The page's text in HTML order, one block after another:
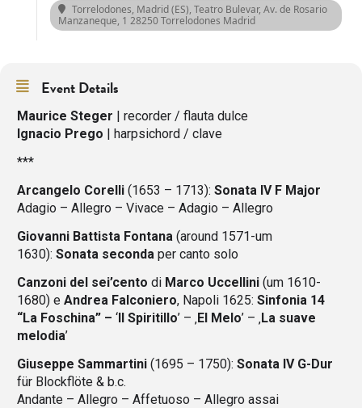
Torrelodones, Madrid (ES), Teatro Bulevar, Av. de Rosario
Manzaneque, 1 28250 Torrelodones Madrid
Event Details
Maurice Steger | recorder / flauta dulce
Ignacio Prego | harpsichord / clave
***
Arcangelo Corelli (1653 – 1713): Sonata IV F Major
Adagio – Allegro – Vivace – Adagio – Allegro
Giovanni Battista Fontana (around 1571-um
1630): Sonata seconda per canto solo
Canzoni del sei’cento di Marco Uccellini (um 1610-
1680) e Andrea Falconiero, Napoli 1625: Sinfonia 14
“La Foschina” – ‘Il Spiritillo’ – ‚El Melo’ – ‚La suave
melodia’
Giuseppe Sammartini (1695 – 1750): Sonata IV G-Dur
für Blockflöte & b.c.
Andante – Allegro – Affetuoso – Allegro assai